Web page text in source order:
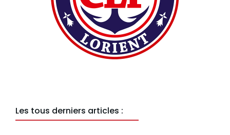
Les tous derniers articles :